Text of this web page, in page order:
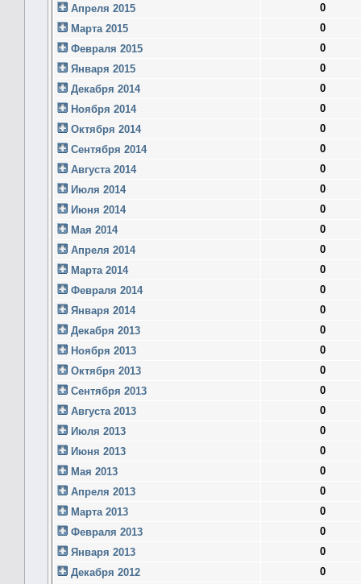
Апреля 2015
0
Марта 2015
0
Февраля 2015
0
Января 2015
0
Декабря 2014
0
Ноября 2014
0
Октября 2014
0
Сентября 2014
0
Августа 2014
0
Июля 2014
0
Июня 2014
0
Мая 2014
0
Апреля 2014
0
Марта 2014
0
Февраля 2014
0
Января 2014
0
Декабря 2013
0
Ноября 2013
0
Октября 2013
0
Сентября 2013
0
Августа 2013
0
Июля 2013
0
Июня 2013
0
Мая 2013
0
Апреля 2013
0
Марта 2013
0
Февраля 2013
0
Января 2013
0
Декабря 2012
0